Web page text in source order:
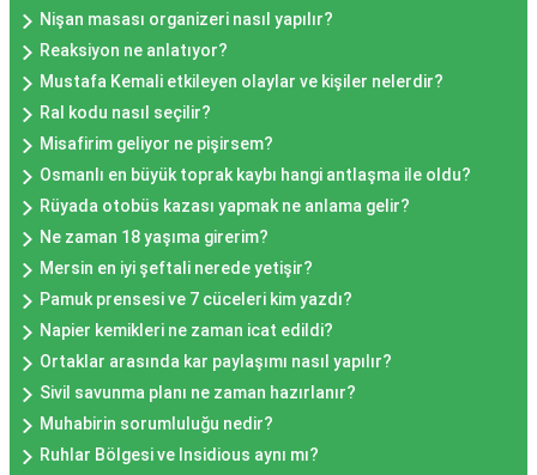
Nişan masası organizeri nasıl yapılır?
Reaksiyon ne anlatıyor?
Mustafa Kemali etkileyen olaylar ve kişiler nelerdir?
Ral kodu nasıl seçilir?
Misafirim geliyor ne pişirsem?
Osmanlı en büyük toprak kaybı hangi antlaşma ile oldu?
Rüyada otobüs kazası yapmak ne anlama gelir?
Ne zaman 18 yaşıma girerim?
Mersin en iyi şeftali nerede yetişir?
Pamuk prensesi ve 7 cüceleri kim yazdı?
Napier kemikleri ne zaman icat edildi?
Ortaklar arasında kar paylaşımı nasıl yapılır?
Sivil savunma planı ne zaman hazırlanır?
Muhabirin sorumluluğu nedir?
Ruhlar Bölgesi ve Insidious aynı mı?